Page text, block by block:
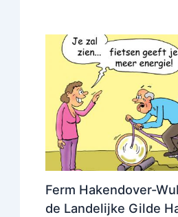
Ferm Hakendover-
de Landelijke Gilde